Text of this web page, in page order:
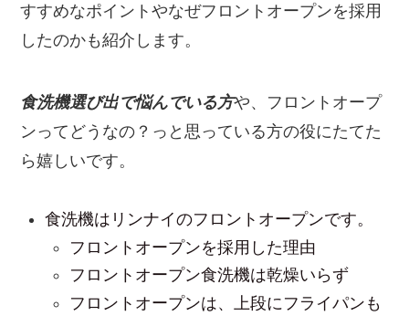
すすめなポイントやなぜフロントオープンを採用
したのかも紹介します。
食洗機選び出で悩んでいる方や、フロントオープ
ンってどうなの？っと思っている方の役にたてた
ら嬉しいです。
食洗機はリンナイのフロントオープンです。
フロントオープンを採用した理由
フロントオープン食洗機は乾燥いらず
フロントオープンは、上段にフライパンも